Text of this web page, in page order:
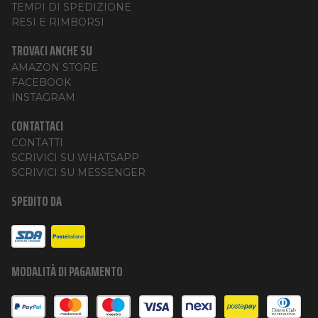
TEMPI DI SPEDIZIONE
RESI E RIMBORSI
TROVACI ANCHE SU
AMAZON STORE
FACEBOOK
INSTAGRAM
CONTATTACI
CONTATTI
SCRIVICI SU WHATSAPP
SCRIVICI SU MESSENGER
SPEDITO DA
MODALITÀ DI PAGAMENTO